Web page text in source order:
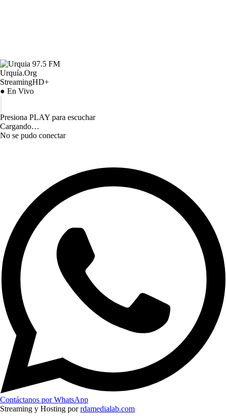
Urquía.Org
StreamingHD+
● En Vivo
Presiona PLAY para escuchar
Cargando…
No se pudo conectar
Contáctanos por WhatsApp
Streaming y Hosting porrdamedialab.com